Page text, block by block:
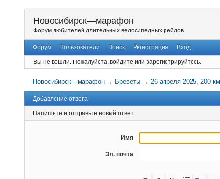
Новосибирск—марафон
Форум любителей длительных велосипедных рейдов
Форум Пользователи Поиск Регистрация Вход
Вы не вошли. Пожалуйста, войдите или зарегистрируйтесь.
Новосибирск—марафон → Бреветы →26 апреля 2025, 200
Добавление ответа
Напишите и отправьте новый ответ
Имя
Эл. почта